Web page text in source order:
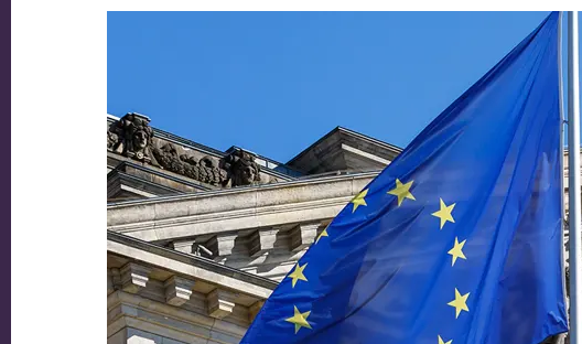
Digitalisering
Arbejdsmarkedet Uddannelse